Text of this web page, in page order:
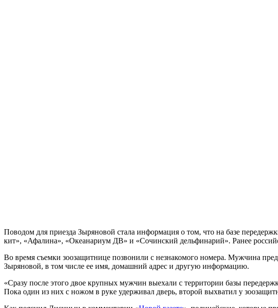
Поводом для приезда Зыряновой стала информация о том, что на базе
кит», «Афалина», «Океанариум ДВ» и «Сочинский дельфинарий». Ранее
Во время съемки зоозащитнице позвонили с незнакомого номера. Мужчина
Зыряновой, в том числе ее имя, домашний адрес и другую информацию.
«Сразу после этого двое крупных мужчин выехали с территории базы
Пока один из них с ножом в руке удерживал дверь, второй выхватил у